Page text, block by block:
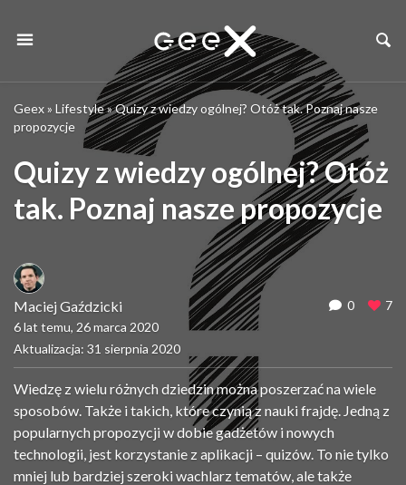
Geex» Lifestyle»Quizy z wiedzy ogólnej? Otóż tak. Poznaj nasze
propozycje
Quizy z wiedzy ogólnej? Otóż
tak. Poznaj nasze propozycje
Maciej Gaździcki
6 lat temu, 26 marca 2020
Aktualizacja: 31 sierpnia 2020
0 7
Wiedzę z wielu różnych dziedzin można poszerzać na wiele
sposobów. Także i takich, które czynią z nauki frajdę. Jedną z
popularnych propozycji w dobie gadżetów i nowych
technologii, jest korzystanie z aplikacji – quizów. To nie tylko
mniej lub bardziej szeroki wachlarz tematów, ale także